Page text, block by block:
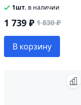
кронштейн) АО УАЗ
1шт. в наличии
1 739 ₽ 1 830 ₽
В корзину